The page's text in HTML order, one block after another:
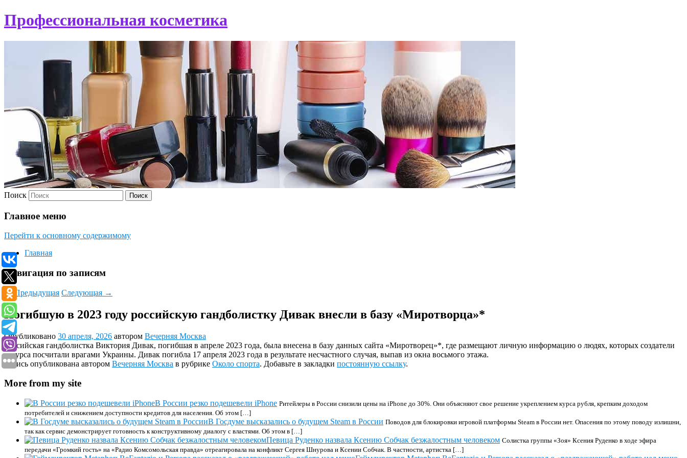
Профессиональная косметика
Поиск
Главное меню
Перейти к основному содержимому
Главная
Навигация по записям
←Предыдущая Следующая →
Погибшую в 2023 году российскую гандболистку Дивак внесли в базу «Миротворца»*
Опубликовано 30 апреля, 2026 автором Вечерняя Москва
Российская гандболистка Виктория Дивак, погибшая в апреле 2023 года, была внесена в базу данных сайта «Миротворец»*, где размещают личную информацию о людях, которых создатели
ресурса посчитали врагами Украины. Дивак погибла 17 апреля 2023 года в результате несчастного случая, выпав из окна восьмого этажа.
Запись опубликована автором Вечерняя Москва в рубрике Около спорта. Добавьте в закладки постоянную ссылку.
More from my site
В России резко подешевели iPhone Ритейлеры в России снизили цены на iPhone до 30%. Они объясняют свое решение укреплением курса рубля, крепким доходом
потребителей и снижением доступности кредитов для населения. Об этом […]
В Госдуме высказались о будущем Steam в России Поводов для блокировки игровой платформы Steam в России нет. Опасения по этому поводу излишни,
так как сервис демонстрирует готовность к конструктивному диалогу с властями. Об этом в […]
Певица Руденко назвала Ксению Собчак безжалостным человеком Солистка группы «Зоя» Ксения Руденко в ходе эфира
передачи «Громкий гость» на «Радио Комсомольская правда» отреагировала на конфликт Сергея Шнурова и Ксении Собчак. В частности, артистка […]